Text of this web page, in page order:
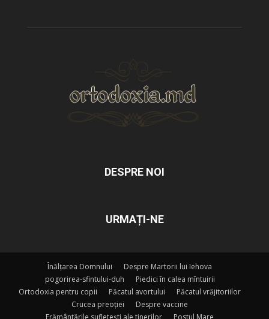
DESPRE NOI
URMAȚI-NE
Înălțarea Domnului
Despre Martorii lui Iehova
pogorirea-sfintului-duh
Piedici în calea mîntuirii
Ortodoxia pentru copii
Păcatul avortului
Păcatul vrăjitoriilor
Crucea preoției
Despre vaccine